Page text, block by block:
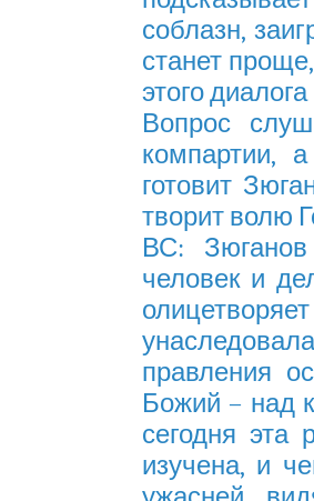
соблазн,
станет
этого
Вопрос
компартии,
готовит
творит волю
ВС:
человек и
правления
Божий – над
сегодня
изучена, и